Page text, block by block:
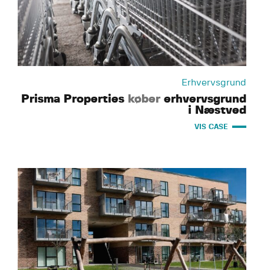
Erhvervsgrund
Prisma Properties købererhvervsgrund
i Næstved
VIS CASE